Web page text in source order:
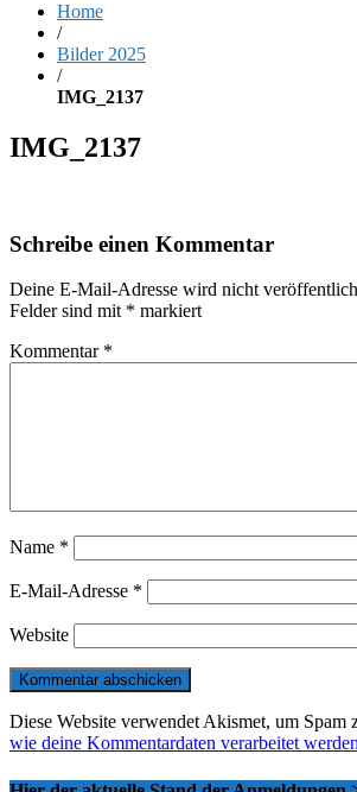
Home
/
Bilder 2025
/
IMG_2137
IMG_2137
Schreibe einen Kommentar
Deine E-Mail-Adresse wird nicht
Felder sind mit * markiert
Kommentar *
Name *
E-Mail-Adresse *
Website
Diese Website verwendet Akismet, um Spam
wie deine Kommentardaten verarbeitet